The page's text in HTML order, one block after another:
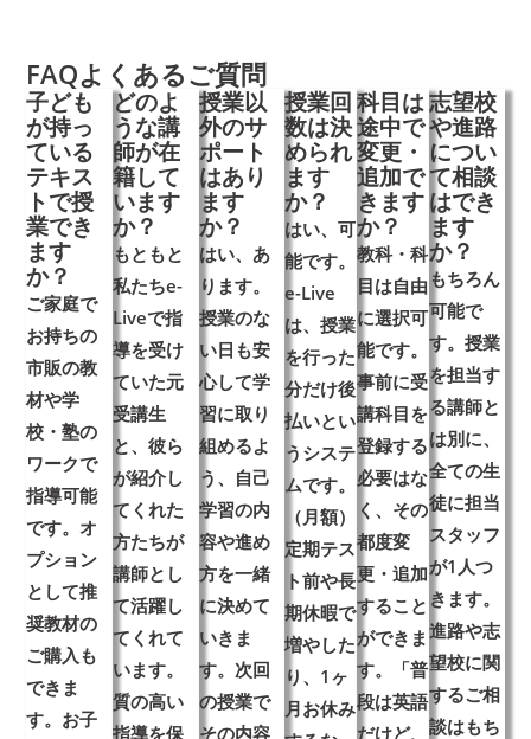
FAQよくあるご質問
子ども
が持っ
ている
テキス
トで授
業でき
ます
か？
ご家庭で
お持ちの
市販の教
材や学
校・塾の
ワークで
指導可能
です。オ
プション
として推
奨教材の
ご購入も
できま
す。お子
どのよ
うな講
師が在
籍して
います
か？
もともと
私たちe-
Liveで指
導を受け
ていた元
受講生
と、彼ら
が紹介し
てくれた
方たちが
講師とし
て活躍し
てくれて
います。
質の高い
指導を保
授業以
外のサ
ポート
はあり
ます
か？
はい、あ
ります。
授業のな
い日も安
心して学
習に取り
組めるよ
う、 自己
学習の内
容や進め
方を一緒
に決めて
いきま
す。次回
の授業で
その内容
授業回
数は決
められ
ます
か？
はい、可
能です。
e-Live
は、授業
を行った
分だけ後
払いとい
うシステ
ムです。
（月額）
定期テス
ト前や長
期休暇で
増やした
り、1ヶ
月お休み
科目は
途中で
変更・
追加で
きます
か？
教科・科
目は自由
に選択可
能です。
事前に受
講科目を
登録する
必要はな
く、 その
都度変
更・追加
すること
ができま
す。
「普
段は英語
だけど、
志望校
や進路
につい
て相談
はでき
ます
か？
もちろん
可能で
す。授業
を担当す
る講師と
は別に、
全ての生
徒に担当
スタッフ
が1人つ
きます。
進路や志
望校に関
するご相
談はもち